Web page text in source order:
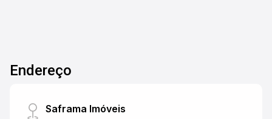
Endereço
Saframa Imóveis